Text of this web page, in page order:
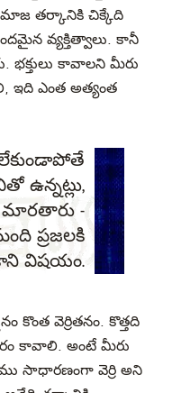
తర్కానికి చిక్కేది
వ్యక్తిత్వాలు. కానీ
కావాలని మీరు
ఇది ఎంత అత్యంత
ఉన్నట్లు,
-
ప్రజలకి
విషయం.
కొంత వెర్రితనం. కొత్తది
కావాలి. అంటే మీరు
సాధారణంగా వెర్రి అని